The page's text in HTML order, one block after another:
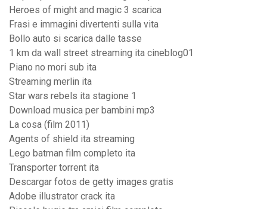
Heroes of might and magic 3 scarica
Frasi e immagini divertenti sulla vita
Bollo auto si scarica dalle tasse
1 km da wall street streaming ita cineblog01
Piano no mori sub ita
Streaming merlin ita
Star wars rebels ita stagione 1
Download musica per bambini mp3
La cosa (film 2011)
Agents of shield ita streaming
Lego batman film completo ita
Transporter torrent ita
Descargar fotos de getty images gratis
Adobe illustrator crack ita